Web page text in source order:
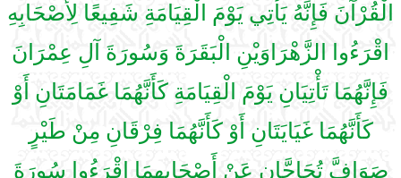
الْقُرْآنَ فَإِنَّهُ يَأْتِي يَوْمَ الْقِيَامَةِ شَفِيعًا لِأَصْحَابِهِ
اقْرَءُوا الزَّهْرَاوَيْنِ الْبَقَرَةَ وَسُورَةَ آلِ عِمْرَانَ
فَإِنَّهُمَا تَأْتِيَانِ يَوْمَ الْقِيَامَةِ كَأَنَّهُمَا غَمَامَتَانِ أَوْ
كَأَنَّهُمَا غَيَايَتَانِ أَوْ كَأَنَّهُمَا فِرْقَانِ مِنْ طَيْرٍ
صَوَافَّ تُحَاجَّانِ عَنْ أَصْحَابِهِمَا اقْرَءُوا سُورَةَ